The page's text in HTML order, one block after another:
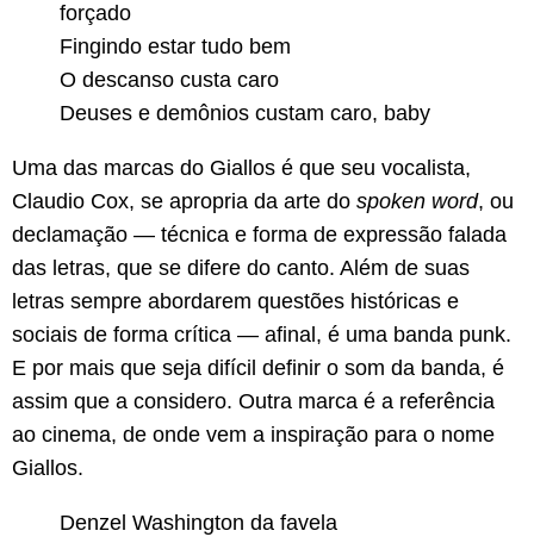
forçado
Fingindo estar tudo bem
O descanso custa caro
Deuses e demônios custam caro, baby
Uma das marcas do Giallos é que seu vocalista,
Claudio Cox, se apropria da arte do spoken word, ou
declamação — técnica e forma de expressão falada
das letras, que se difere do canto. Além de suas
letras sempre abordarem questões históricas e
sociais de forma crítica — afinal, é uma banda punk.
E por mais que seja difícil definir o som da banda, é
assim que a considero. Outra marca é a referência
ao cinema, de onde vem a inspiração para o nome
Giallos.
Denzel Washington da favela